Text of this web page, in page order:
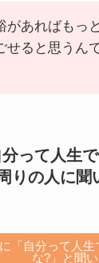
があればもっ
せると思うん
って人生
りの人に聞
「自分って人
な?」と聞